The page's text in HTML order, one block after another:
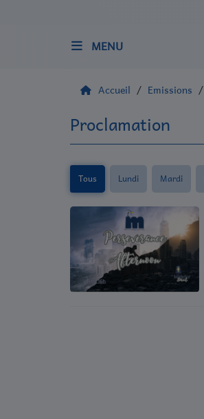
MENU
Accueil
Qui sommes nous ?
Evènements
Musique
Accueil Emissions
Proclamation
Tous Lundi Mardi